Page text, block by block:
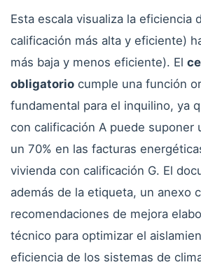
Esta escala visualiza la eficiencia
calificación más alta y eficiente)
más baja y menos eficiente). El
obligatorio cumple una función
fundamental para el inquilino, ya
con calificación A puede suponer
un 70% en las facturas
vivienda con calificación G. El
además de la etiqueta, un anexo
recomendaciones de mejora
técnico para optimizar el
eficiencia de los sistemas de